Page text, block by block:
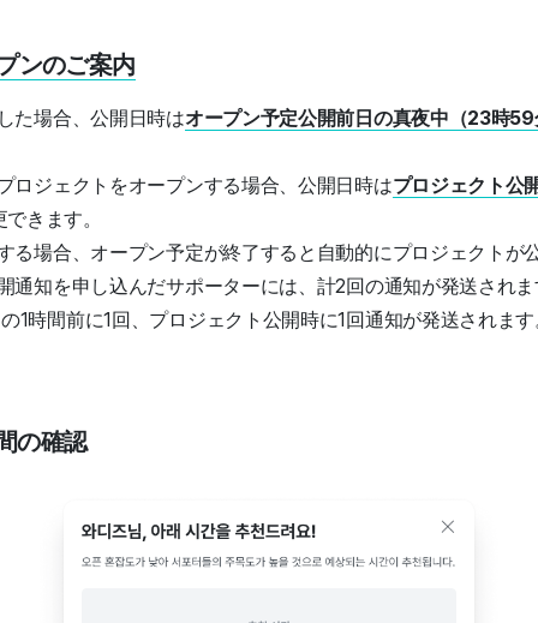
ンのご案内
た場合、公開日時はオープン予定公開前日の真夜中（23時
ロジェクトをオープンする場合、公開日時はプロジェクト公
きます。
る場合、オープン予定が終了すると自動的にプロジェクトが
通知を申し込んだサポーターには、計2回の通知が発送されま
1時間前に1回、プロジェクト公開時に1回通知が発送されま
の確認